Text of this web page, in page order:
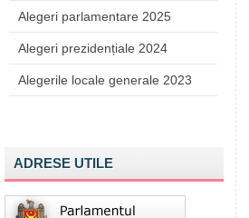
Alegeri parlamentare 2025
Alegeri prezidențiale 2024
Alegerile locale generale 2023
ADRESE UTILE